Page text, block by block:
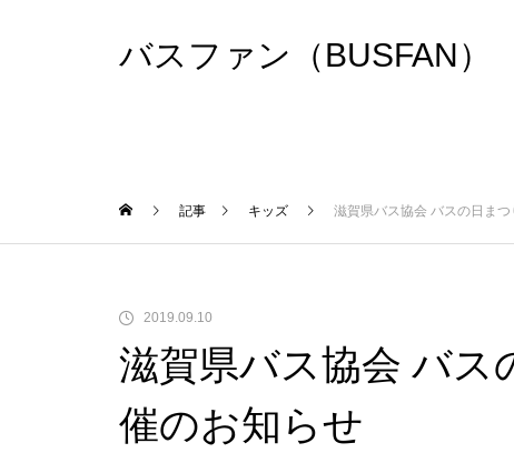
バスファン（BUSFAN）
記事 キッズ 滋賀県バス協会 バスの日ま
2019.09.10
滋賀県バス協会 バス
催のお知らせ